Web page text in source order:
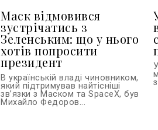
Маск відмовився
зустрічатись з
Зеленським: що у нього
хотів попросити
президент
В українській владі чиновником,
який підтримував найтісніші
зв’язки з Маском та SpaceX, був
Михайло Федоров...